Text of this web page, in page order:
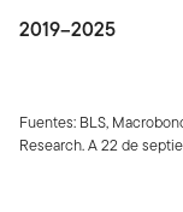
2019–2025
Fuentes: BLS,
Research. A 22 de